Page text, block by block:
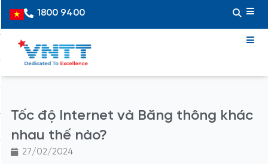
content
Vietnamese
1800 9400
Tốc độ Internet và Băng thông khác
nhau thế nào?
27/02/2024